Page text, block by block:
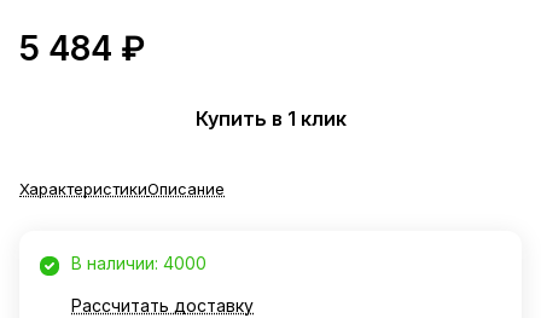
5 484 ₽
Купить в 1 клик
ХарактеристикиОписание
В наличии: 4000
Рассчитать доставку